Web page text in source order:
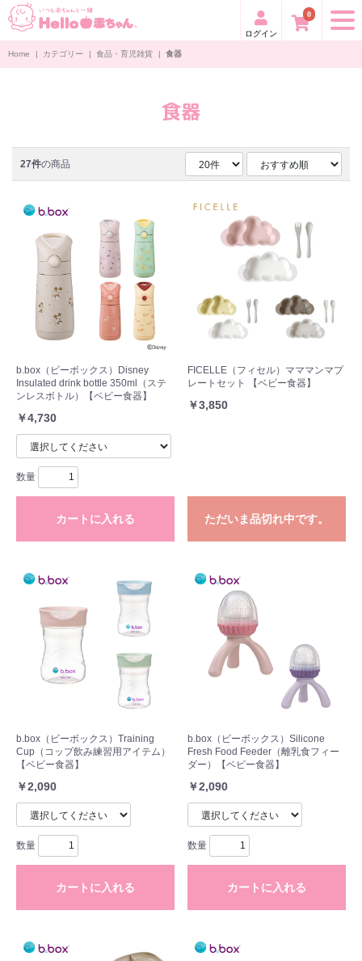
ログイン
0
Home | カテゴリー | 食品・育児雑貨 | 食器
食器
27件の商品
b.box（ビーボックス）Disney
Insulated drink bottle 350ml（ステ
ンレスボトル）【ベビー食器】
￥4,730
数量
カートに入れる
FICELLE（フィセル）マママンマプ
レートセット 【ベビー食器】
￥3,850
ただいま品切れ中です。
b.box（ビーボックス）Training
Cup（コップ飲み練習用アイテム）
【ベビー食器】
￥2,090
数量
カートに入れる
b.box（ビーボックス）Silicone
Fresh Food Feeder（離乳食フィー
ダー）【ベビー食器】
￥2,090
数量
カートに入れる